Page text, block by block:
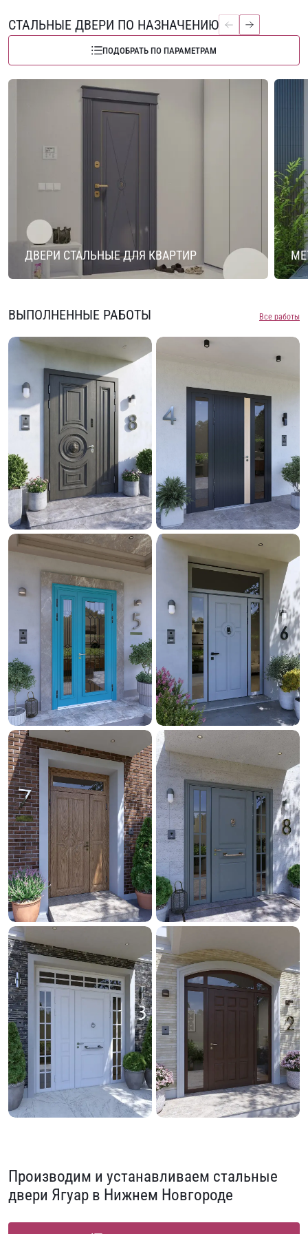
СТАЛЬНЫЕ ДВЕРИ ПО НАЗНАЧЕНИЮ
ПОДОБРАТЬ ПО ПАРАМЕТРАМ
ДВЕРИ СТАЛЬНЫЕ ДЛЯ КВАРТИР
ВЫПОЛНЕННЫЕ РАБОТЫ Все работы
Производим и устанавливаем стальные
двери Ягуар в Нижнем Новгороде